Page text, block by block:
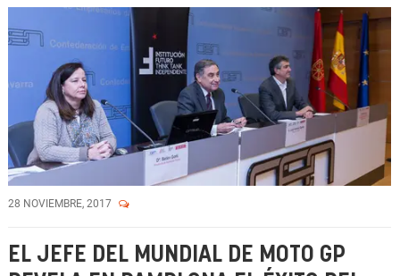
28 NOVIEMBRE, 2017
EL JEFE DEL MUNDIAL DE MOTO GP